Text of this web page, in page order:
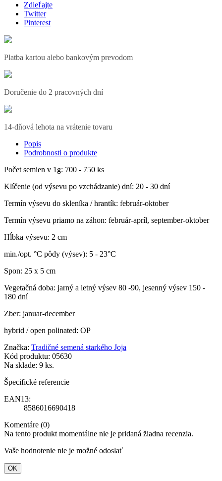
Zdieľajte
Twitter
Pinterest
Platba kartou alebo bankovým prevodom
Doručenie do 2 pracovných dní
14-dňová lehota na vrátenie tovaru
Popis
Podrobnosti o produkte
Počet semien v 1g: 700 - 750 ks
Klíčenie (od výsevu po vzchádzanie) dní: 20 - 30 dní
Termín výsevu do skleníka / hrantík: február-oktober
Termín výsevu priamo na záhon: február-apríl, september-oktober
Hĺbka výsevu: 2 cm
min./opt. °C pôdy (výsev): 5 - 23°C
Spon: 25 x 5 cm
Vegetačná doba: jarný a letný výsev 80 -90, jesenný výsev 150 -
180 dní
Zber: januar-december
hybrid / open polinated: OP
Značka: Tradičné semená starkého Joja
Kód produktu: 05630
Na sklade: 9 ks.
Špecifické referencie
EAN13:
8586016690418
Komentáre (0)
Na tento produkt momentálne nie je pridaná žiadna recenzia.
Vaše hodnotenie nie je možné odoslať
OK